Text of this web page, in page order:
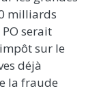
milliards
serait
sur le
déjà
la fraude